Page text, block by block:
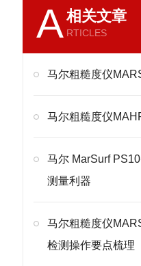
A相关文章
RTICLES
马尔粗糙度仪
马尔粗糙度仪
马尔 MarSurf
测量利器
马尔粗糙度仪
检测操作要点梳理